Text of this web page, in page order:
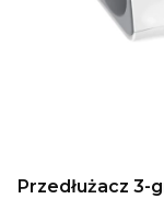
Przedłużacz 3-